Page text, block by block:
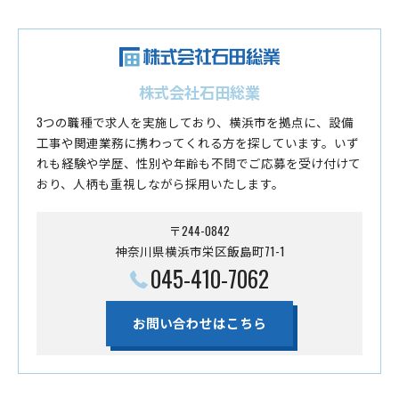
株式会社石田総業
3つの職種で求人を実施しており、横浜市を拠点に、設備
工事や関連業務に携わってくれる方を探しています。いず
れも経験や学歴、性別や年齢も不問でご応募を受け付けて
おり、人柄も重視しながら採用いたします。
〒244-0842
神奈川県横浜市栄区飯島町71-1
045-410-7062
お問い合わせはこちら